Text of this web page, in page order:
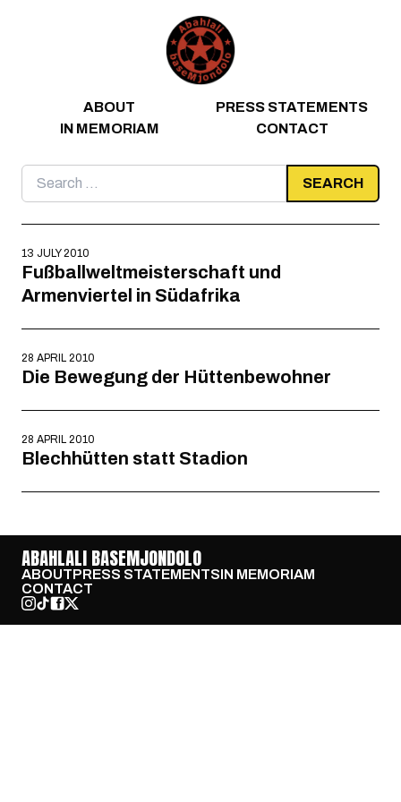
ABOUT
PRESS STATEMENTS
IN MEMORIAM
CONTACT
Search
for:
13 JULY 2010
Fußballweltmeisterschaft und
Armenviertel in Südafrika
28 APRIL 2010
Die Bewegung der Hüttenbewohner
28 APRIL 2010
Blechhütten statt Stadion
ABAHLALI BASEMJONDOLO
ABOUTPRESS STATEMENTSIN MEMORIAM
CONTACT